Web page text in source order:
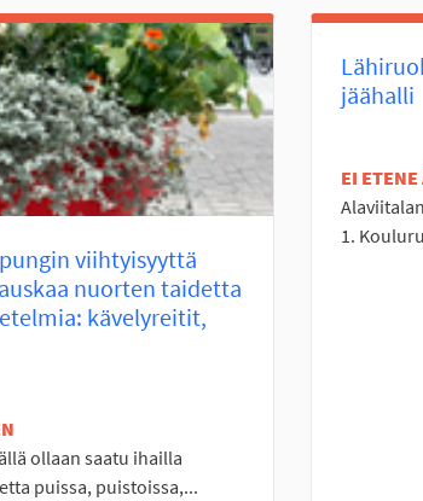
viihtyisyyttä
nuorten taidetta
kävelyreitit,
ollaan saatu ihailla
puissa, puistoissa,...
jäähalli
EI
1.